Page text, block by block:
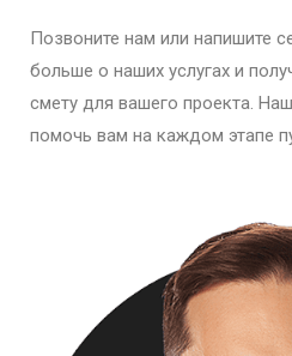
Позвоните нам или напишите
больше о наших услугах и
смету для вашего проекта.
помочь вам на каждом этапе